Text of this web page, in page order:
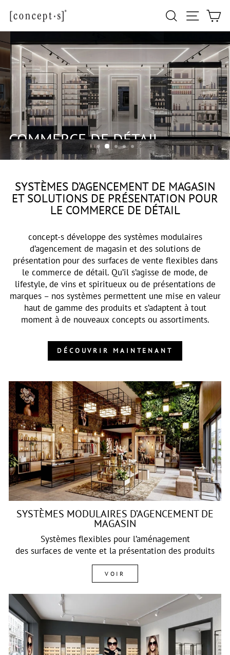
contenu
Rechercher
COMMERCE DE DÉTAIL
GÉNÉRAL
SYSTÈMES D’AGENCEMENT DE MAGASIN
ET SOLUTIONS DE PRÉSENTATION POUR
LE COMMERCE DE DÉTAIL
concept-s développe des systèmes modulaires
d’agencement de magasin et des solutions de
présentation pour des surfaces de vente flexibles dans
le commerce de détail. Qu’il s’agisse de mode, de
lifestyle, de vins et spiritueux ou de présentations de
marques – nos systèmes permettent une mise en valeur
haut de gamme des produits et s’adaptent à tout
moment à de nouveaux concepts ou assortiments.
DÉCOUVRIR MAINTENANT
SYSTÈMES MODULAIRES D’AGENCEMENT DE
MAGASIN
Systèmes flexibles pour l’aménagement
des surfaces de vente et la présentation des produits
VOIR